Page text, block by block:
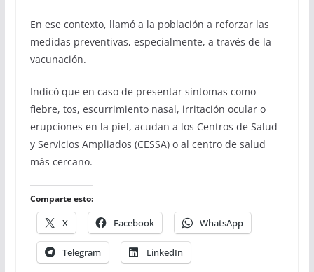
En ese contexto, llamó a la población a reforzar las
medidas preventivas, especialmente, a través de la
vacunación.
Indicó que en caso de presentar síntomas como
fiebre, tos, escurrimiento nasal, irritación ocular o
erupciones en la piel, acudan a los Centros de Salud
y Servicios Ampliados (CESSA) o al centro de salud
más cercano.
Comparte esto:
X Facebook WhatsApp
Telegram LinkedIn